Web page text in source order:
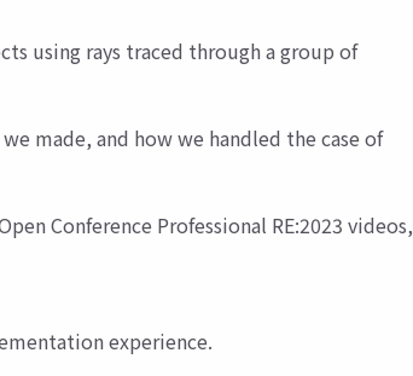
using rays traced through a group of
made, and how we handled the case of
Conference Professional RE:2023 videos,
experience.